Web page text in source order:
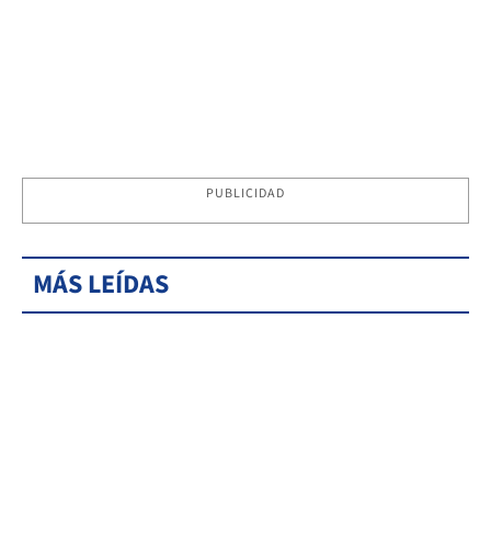
PUBLICIDAD
MÁS LEÍDAS